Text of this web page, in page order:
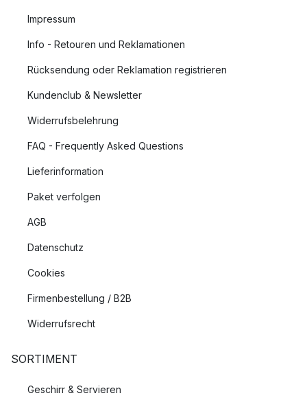
Impressum
Info - Retouren und Reklamationen
Rücksendung oder Reklamation registrieren
Kundenclub & Newsletter
Widerrufsbelehrung
FAQ - Frequently Asked Questions
Lieferinformation
Paket verfolgen
AGB
Datenschutz
Cookies
Firmenbestellung / B2B
Widerrufsrecht
SORTIMENT
Geschirr & Servieren